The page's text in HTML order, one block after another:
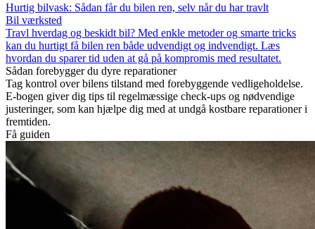
Hurtig bilvask: Sådan får du bilen ren, selv når du har travlt
Bil værksted
Travl hverdag og beskidt bil? Med enkle metoder og smarte tricks
kan du hurtigt få bilen ren både udvendigt og indvendigt. Læs
hvordan du sparer tid uden at gå på kompromis med resultatet.
Sådan forebygger du dyre reparationer
Tag kontrol over bilens tilstand med forebyggende vedligeholdelse.
E-bogen giver dig tips til regelmæssige check-ups og nødvendige
justeringer, som kan hjælpe dig med at undgå kostbare reparationer i
fremtiden.
Få guiden